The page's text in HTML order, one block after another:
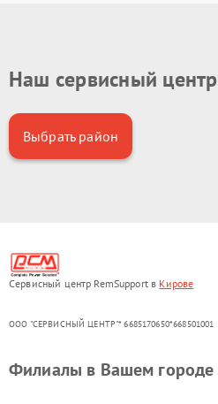
Наш сервисный
Выбрать район
Сервисный центр RemSupport в Кирове
ООО "СЕРВИСНЫЙ ЦЕНТР"* 6685170650*668501001
Филиалы в Вашем городе